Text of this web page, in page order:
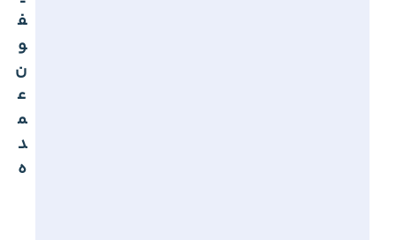
ف
و
ن
ع
م
د
ه